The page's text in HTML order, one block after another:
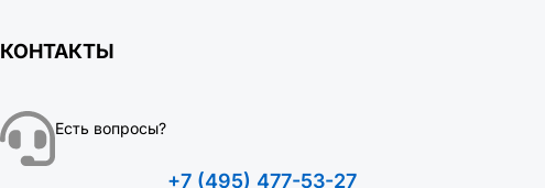
КОНТАКТЫ
Есть вопросы?
+7 (495) 477-53-27